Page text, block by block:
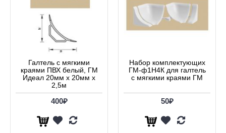
Галтель с мягкими
краями ПВХ белый, ГМ
Идеал 20мм х 20мм х
2,5м
400₽
Набор комплектующих
ГМ-ф1Н4К для галтель
с мягкими краями ГМ
50₽